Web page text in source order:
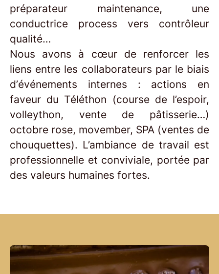
préparateur maintenance, une
conductrice process vers contrôleur
qualité…
Nous avons à cœur de renforcer les
liens entre les collaborateurs par le biais
d’événements internes : actions en
faveur du Téléthon (course de l’espoir,
volleython, vente de pâtisserie…)
octobre rose, movember, SPA (ventes de
chouquettes). L’ambiance de travail est
professionnelle et conviviale, portée par
des valeurs humaines fortes.